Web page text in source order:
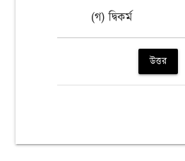
(গ) দ্বিকর্ম
উত্তর